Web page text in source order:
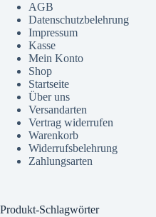
AGB
Datenschutzbelehrung
Impressum
Kasse
Mein Konto
Shop
Startseite
Über uns
Versandarten
Vertrag widerrufen
Warenkorb
Widerrufsbelehrung
Zahlungsarten
Produkt-Schlagwörter